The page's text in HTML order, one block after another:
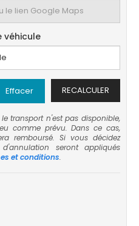
véhicule
RECALCULER
Effacer
transport n'est pas disponible,
comme prévu. Dans ce cas,
remboursé. Si vous décidez
seront appliqués
et conditions.